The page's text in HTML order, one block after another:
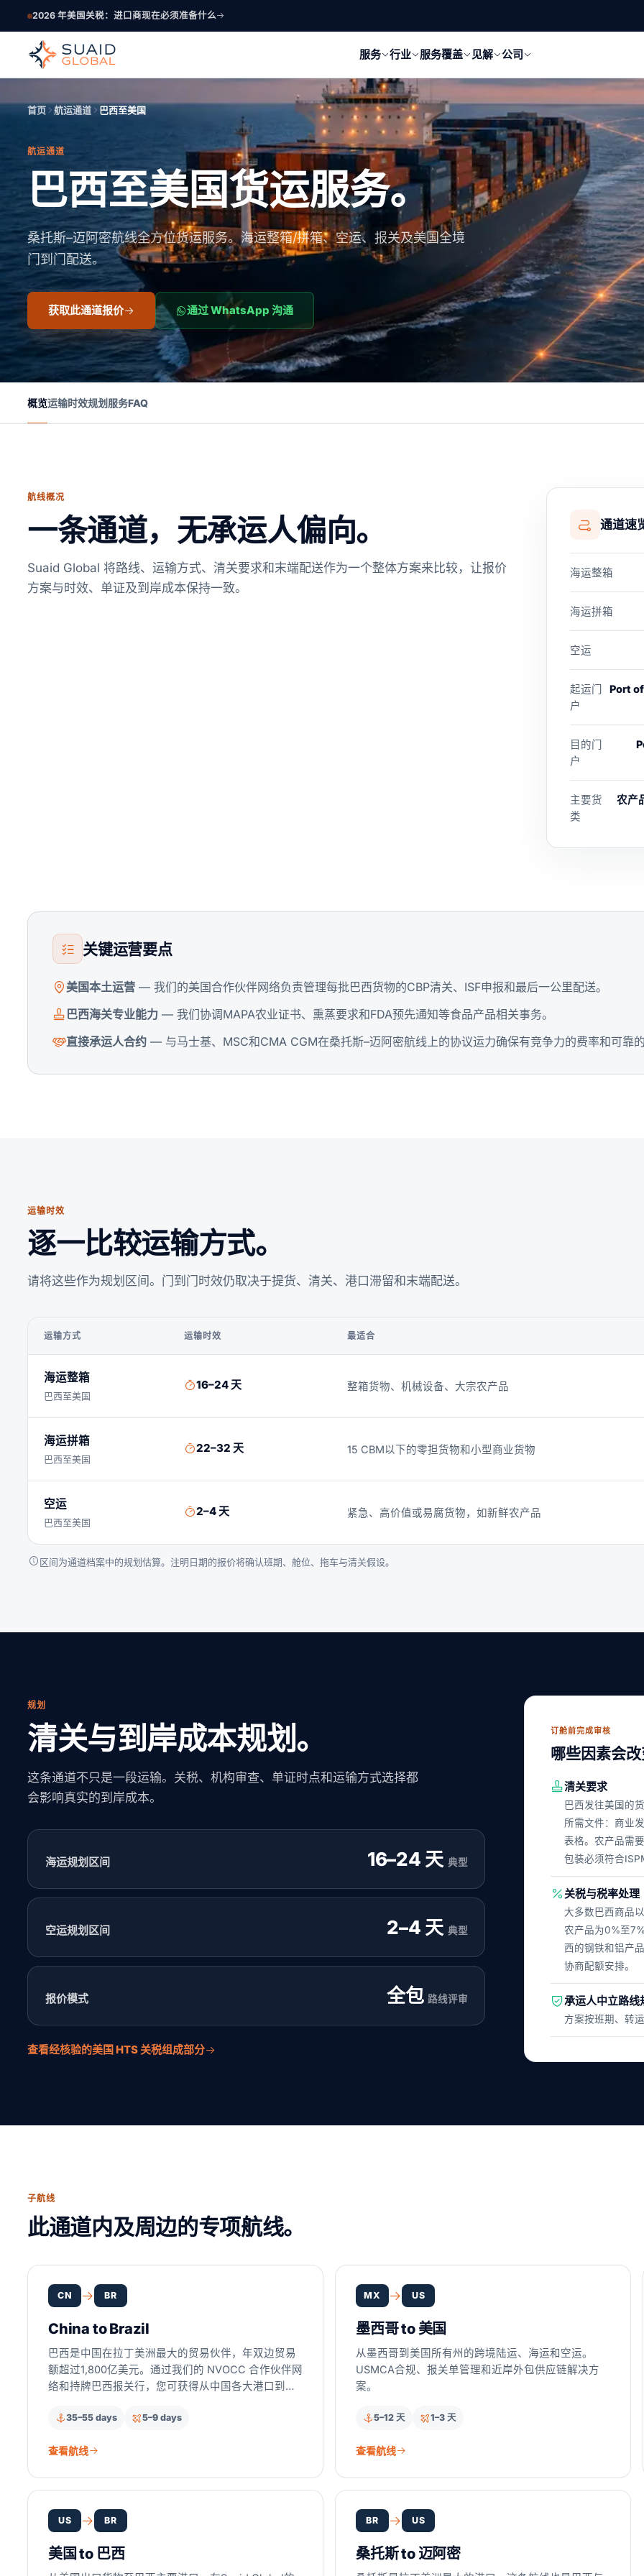
2026 年美国关税：进口商现在必须准备什么
服务 行业 服务覆盖 见解 公司
首页 航运通道 巴西至美国
航运通道
巴西至美国货运服务。
桑托斯–迈阿密航线全方位货运服务。海运整箱/拼箱、空运、报关及美国全境
门到门配送。
获取此通道报价 通过 WhatsApp 沟通
概览运输时效规划 服务FAQ
航线概况
一条通道，无承运人偏向。
Suaid Global 将路线、运输方式、清关要求和末端配送作为一个整体方案来比较，让报价
方案与时效、单证及到岸成本保持一致。
通道速
海运整箱
海运拼箱
空运
起运门
户
Port
目的门
户
主要货
类
农产
关键运营要点
美国本土运营 — 我们的美国合作伙伴网络负责管理每批巴西货物的CBP清关、ISF申报和最后一公里配送。
巴西海关专业能力 — 我们协调MAPA农业证书、熏蒸要求和FDA预先通知等食品产品相关事务。
直接承运人合约 — 与马士基、MSC和CMA CGM在桑托斯–迈阿密航线上的协议运力确保有竞争力的费率和可靠
运输时效
逐一比较运输方式。
请将这些作为规划区间。门到门时效仍取决于提货、清关、港口滞留和末端配送。
运输方式 运输时效 最适合
海运整箱
巴西至美国
16–24 天 整箱货物、机械设备、大宗农产品
海运拼箱
巴西至美国
22–32 天 15 CBM以下的零担货物和小型商业货物
空运
巴西至美国
2–4 天 紧急、高价值或易腐货物，如新鲜农产品
区间为通道档案中的规划估算。注明日期的报价将确认班期、舱位、拖车与清关假设。
规划
清关与到岸成本规划。
这条通道不只是一段运输。关税、机构审查、单证时点和运输方式选择都
会影响真实的到岸成本。
海运规划区间 16–24 天 典型
空运规划区间 2–4 天 典型
报价模式 全包 路线评审
查看经核验的美国 HTS 关税组成部分
订舱前完成审核
哪些因素会
清关要求
巴西发往美国的
所需文件：商业
表格。农产品需
包装必须符合
关税与税率处理
大多数巴西商品
农产品为0%至
西的钢铁和铝产
协商配额安排。
承运人中立路线
方案按班期、转
子航线
此通道内及周边的专项航线。
CN BR
China to Brazil
巴西是中国在拉丁美洲最大的贸易伙伴，年双边贸易
额超过1,800亿美元。通过我们的 NVOCC 合作伙伴网
络和持牌巴西报关行，您可获得从中国各大港口到桑
服务的单一协调联系人。我们协调 AFRMM 附加费、
（ANVISA、INMETRO、MAPA），让您专注于业
35–55 days 5–9 days
查看航线
MX US
墨西哥 to 美国
从墨西哥到美国所有州的跨境陆运、海运和空运。
USMCA合规、报关单管理和近岸外包供应链解决方
案。
5–12 天 1–3 天
查看航线
US BR
美国 to 巴西
BR US
桑托斯 to 迈阿密